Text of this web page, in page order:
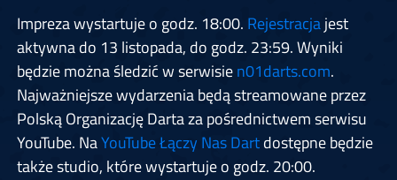
Impreza wystartuje o godz. 18:00. Rejestracjajest
aktywna do 13 listopada, do godz. 23:59. Wyniki
będzie można śledzić w serwisien01darts.com.
Najważniejsze wydarzenia będą streamowane przez
Polską Organizację Darta za pośrednictwem serwisu
YouTube. NaYouTube Łączy Nas Dartdostępne będzie
także studio, które wystartuje o godz. 20:00.